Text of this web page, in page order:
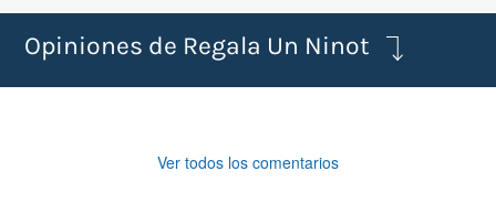
Opiniones de Regala Un Ninot
Ver todos los comentarios